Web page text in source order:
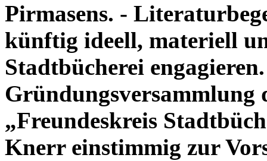
Pirmasens. -
künftig ideell, materiell
Stadtbücherei
Gründungsversammlung
„Freundeskreis
Knerr einstimmig zur